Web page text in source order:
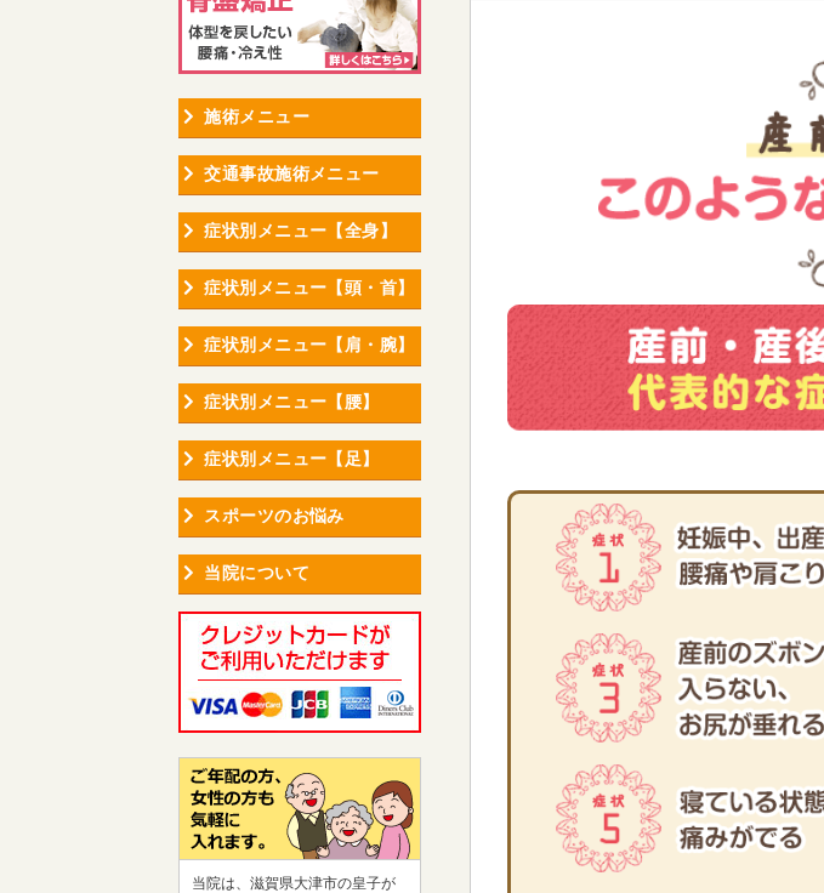
施術メニュー
交通事故施術メニュー
症状別メニュー【全身】
症状別メニュー【頭・首】
症状別メニュー【肩・腕】
症状別メニュー【腰】
症状別メニュー【足】
スポーツのお悩み
当院について
当院は、滋賀県大津市の皇子が